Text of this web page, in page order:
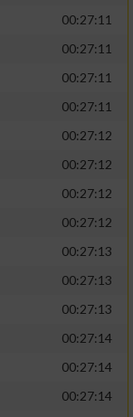
00:27:11
00:27:11
00:27:11
00:27:11
00:27:12
00:27:12
00:27:12
00:27:12
00:27:13
00:27:13
00:27:13
00:27:14
00:27:14
00:27:14